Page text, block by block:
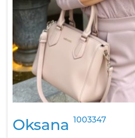
Oksana 1003347